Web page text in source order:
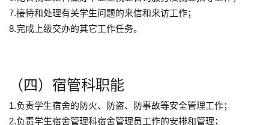
7.接待和处理有关学生问题的来信和来访工作；
8.完成上级交办的其它工作任务。
（四）宿管科职能
1.负责学生宿舍的防火、防盗、防事故等安全管理工作；
2.负责学生宿舍管理科宿舍管理员工作的安排和管理；